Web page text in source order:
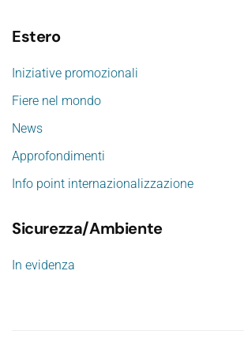
Estero
Iniziative promozionali
Fiere nel mondo
News
Approfondimenti
Info point internazionalizzazione
Sicurezza/Ambiente
In evidenza